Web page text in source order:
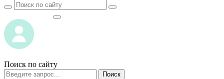
Поиск по сайту
Поиск